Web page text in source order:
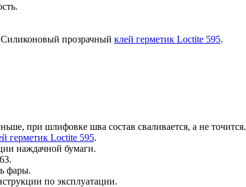
прозрачный клей герметик Loctite 595.
при шлифовке шва состав сваливается, а не точится.
герметик Loctite 595.
наждачной бумаги.
фары.
по эксплуатации.